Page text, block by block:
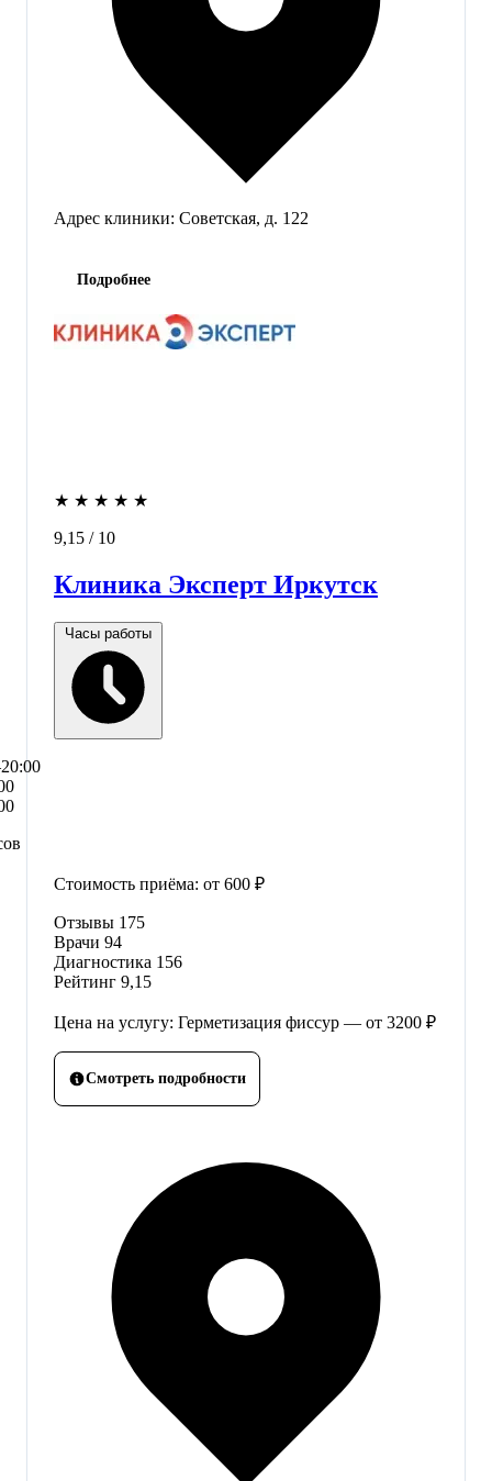
Адрес клиники: Советская, д. 122
Подробнее
★ ★ ★ ★ ★
9,15 / 10
Клиника Эксперт Иркутск
Часы работы
Стоимость приёма: от 600 ₽
Отзывы 175
Врачи 94
Диагностика 156
Рейтинг 9,15
Цена на услугу: Герметизация фиссур — от 3200 ₽
Смотреть подробности